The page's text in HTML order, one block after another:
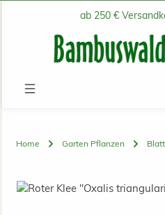
Zum Hauptinhalt springen
ab 250 €
Home Garten Pflanzen
Bildergalerie überspringen